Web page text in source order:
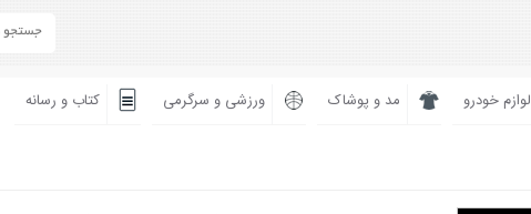
لوازم خودرو مد و پوشاک ورزشی و سرگرمی کتاب و رسانه